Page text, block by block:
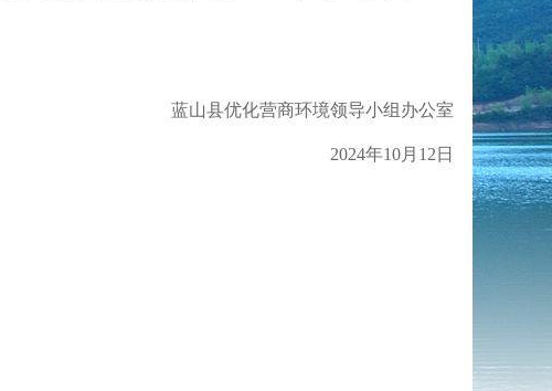
蓝山县优化营商环境领导小组办公室
2024年10月 12 日